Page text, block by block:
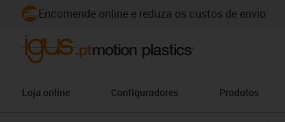
Encomende online e reduza os custos de envio
Loja online Configuradores Produtos